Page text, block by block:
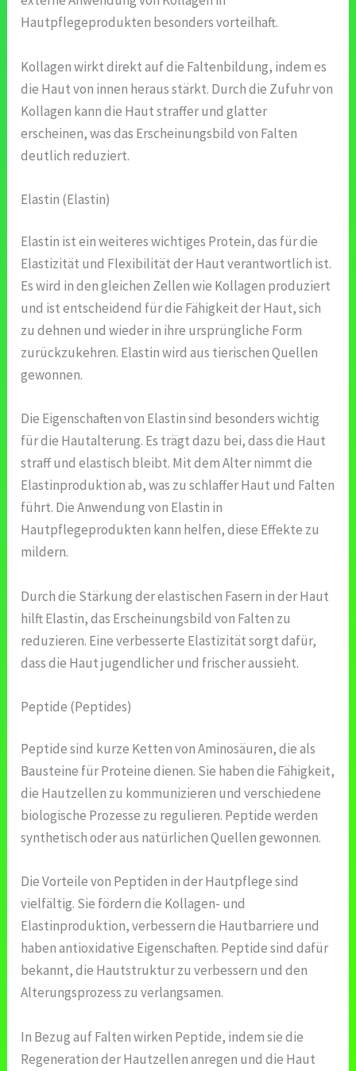
Hautpflegeprodukten besonders vorteilhaft.
Kollagen wirkt direkt auf die Faltenbildung, indem es
die Haut von innen heraus stärkt. Durch die Zufuhr von
Kollagen kann die Haut straffer und glatter
erscheinen, was das Erscheinungsbild von Falten
deutlich reduziert.
Elastin (Elastin)
Elastin ist ein weiteres wichtiges Protein, das für die
Elastizität und Flexibilität der Haut verantwortlich ist.
Es wird in den gleichen Zellen wie Kollagen produziert
und ist entscheidend für die Fähigkeit der Haut, sich
zu dehnen und wieder in ihre ursprüngliche Form
zurückzukehren. Elastin wird aus tierischen Quellen
gewonnen.
Die Eigenschaften von Elastin sind besonders wichtig
für die Hautalterung. Es trägt dazu bei, dass die Haut
straff und elastisch bleibt. Mit dem Alter nimmt die
Elastinproduktion ab, was zu schlaffer Haut und Falten
führt. Die Anwendung von Elastin in
Hautpflegeprodukten kann helfen, diese Effekte zu
mildern.
Durch die Stärkung der elastischen Fasern in der Haut
hilft Elastin, das Erscheinungsbild von Falten zu
reduzieren. Eine verbesserte Elastizität sorgt dafür,
dass die Haut jugendlicher und frischer aussieht.
Peptide (Peptides)
Peptide sind kurze Ketten von Aminosäuren, die als
Bausteine für Proteine dienen. Sie haben die Fähigkeit,
die Hautzellen zu kommunizieren und verschiedene
biologische Prozesse zu regulieren. Peptide werden
synthetisch oder aus natürlichen Quellen gewonnen.
Die Vorteile von Peptiden in der Hautpflege sind
vielfältig. Sie fördern die Kollagen- und
Elastinproduktion, verbessern die Hautbarriere und
haben antioxidative Eigenschaften. Peptide sind dafür
bekannt, die Hautstruktur zu verbessern und den
Alterungsprozess zu verlangsamen.
In Bezug auf Falten wirken Peptide, indem sie die
Regeneration der Hautzellen anregen und die Haut